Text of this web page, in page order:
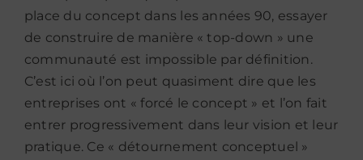
place du concept dans les années 90, essayer
de construire de manière « top-down » une
communauté est impossible par définition.
C’est ici où l’on peut quasiment dire que les
entreprises ont « forcé le concept » et l’on fait
entrer progressivement dans leur vision et leur
pratique. Ce « détournement conceptuel »